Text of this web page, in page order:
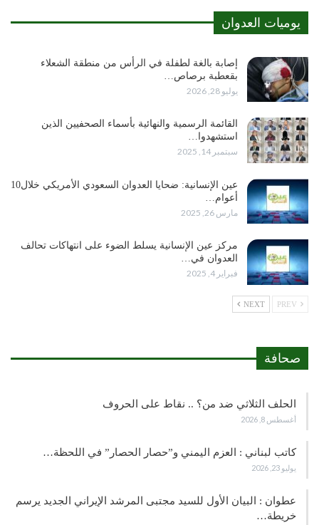
يوميات العدوان
إصابة بالغة لطفلة في الرأس من منطقة الشعلاء
بقعطبة برصاص…
يوليو 28, 2026
القائمة الرسمية والنهائية بأسماء الصحفيين الذين
استشهدوا…
سبتمبر 14, 2025
عين الإنسانية: ضحايا العدوان السعودي الأمريكي خلال10
أعوام…
مارس 26, 2025
مركز عين الإنسانية يسلط الضوء على انتهاكات تحالف
العدوان في…
فبراير 4, 2025
NEXT
صحافة
الحلف الثلاثي ضد من؟ .. نقاط على الحروف
أغسطس 8, 2026
كاتب لبناني : العزم اليمني و”حصار الحصار” في اللحظة…
يوليو 23, 2026
عطوان : البيان الأول للسيد مجتبى المرشد الإيراني الجديد يرسم
خريطة…